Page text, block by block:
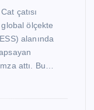
çatısı
ölçekte
alanında
attı. Bu…